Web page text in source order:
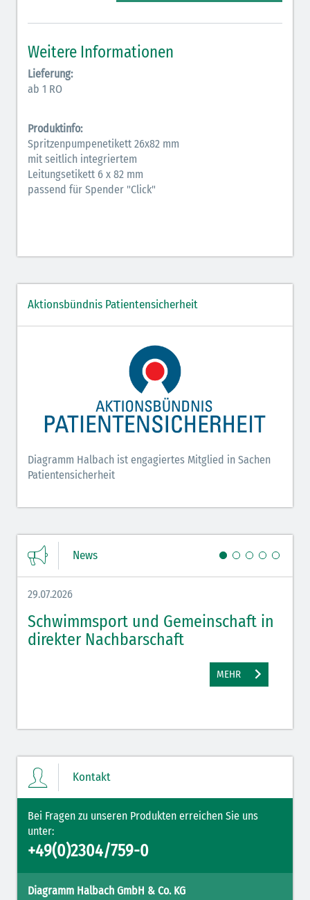
Bronchodilatatoren (blau-braun)
Hormone (braun-beige)
Hormone Insulin (braun-gelb)
Weitere Informationen
Lieferung:
ab 1 RO
Produktinfo:
Spritzenpumpenetikett 26x82 mm
mit seitlich integriertem
Leitungsetikett 6 x 82 mm
passend für Spender "Click"
Aktionsbündnis Patientensicherheit
Diagramm Halbach ist engagiertes Mitglied in Sachen
Patientensicherheit
News
29.07.2026
Schwimmsport und Gemeinschaft in
direkter Nachbarschaft
MEHR
Kontakt
Bei Fragen zu unseren Produkten erreichen Sie uns
unter:
+49(0)2304/759-0
Diagramm Halbach GmbH & Co. KG